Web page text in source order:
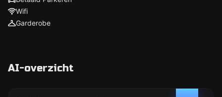
Wifi
Garderobe
AI-overzicht